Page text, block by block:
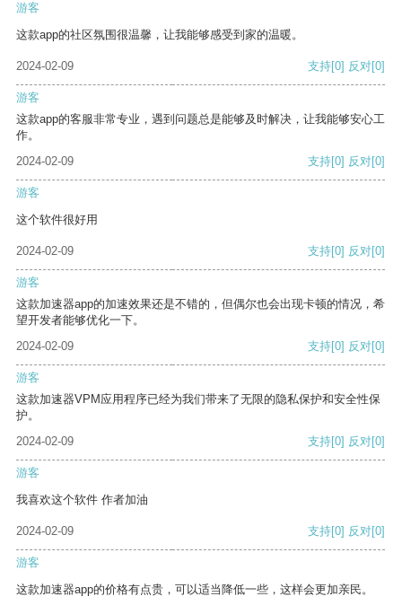
游客
这款app的社区氛围很温馨，让我能够感受到家的温暖。
2024-02-09 支持[0] 反对[0]
游客
这款app的客服非常专业，遇到问题总是能够及时解决，让我能够安心工
作。
2024-02-09
支持[0] 反对[0]
游客
这个软件很好用
2024-02-09 支持[0] 反对[0]
游客
这款加速器app的加速效果还是不错的，但偶尔也会出现卡顿的情况，希
望开发者能够优化一下。
2024-02-09
支持[0] 反对[0]
游客
这款加速器VPM应用程序已经为我们带来了无限的隐私保护和安全性保
护。
2024-02-09
支持[0] 反对[0]
游客
我喜欢这个软件 作者加油
2024-02-09 支持[0] 反对[0]
游客
这款加速器app的价格有点贵，可以适当降低一些，这样会更加亲民。